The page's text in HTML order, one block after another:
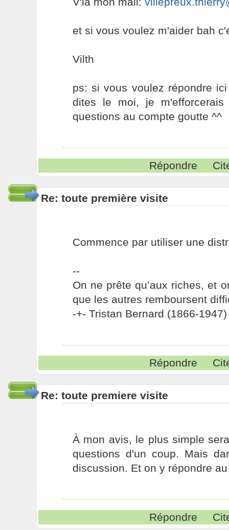
et si vous voulez m'aider bah
Vilth
ps: si vous voulez répondre
dites le moi, je
questions au compte goutte ^^
Répondre
Re: toute première visite
Commence par utiliser une
--
On ne prête qu’aux riches, et
que les autres remboursent
-+- Tristan Bernard (1866-1947)
Répondre
Re: toute premiere visite
À mon avis, le plus simple
questions d'un coup. Mais
discussion. Et on y répondre
Répondre